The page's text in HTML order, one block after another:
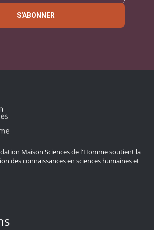
S'ABONNER
Maison Sciences de l'Homme soutient la
des connaissances en sciences humaines et